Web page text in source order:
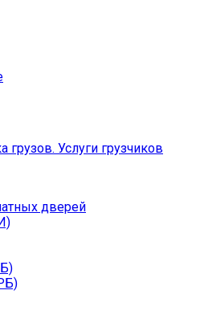
грузов. Услуги грузчиков
дверей